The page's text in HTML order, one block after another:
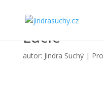
Lucie
autor: Jindra Suchý|